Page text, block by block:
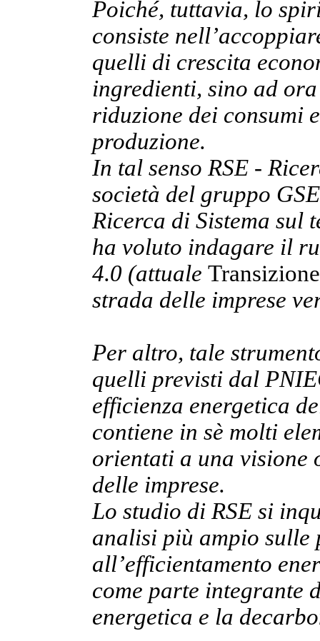
Poiché, tuttavia, lo
consiste
quelli di crescita
ingredienti, sino ad
riduzione dei consumi
produzione.
In tal senso RSE -
società del gruppo
Ricerca di Sistema sul
ha voluto indagare il
4.0 (attuale
strada delle imprese
Per altro, tale
quelli previsti dal
efficienza energetica
contiene in sè molti
orientati a una visione
delle imprese.
Lo studio di RSE si
analisi più ampio
all’efficientamento
come parte integrante
energetica e la